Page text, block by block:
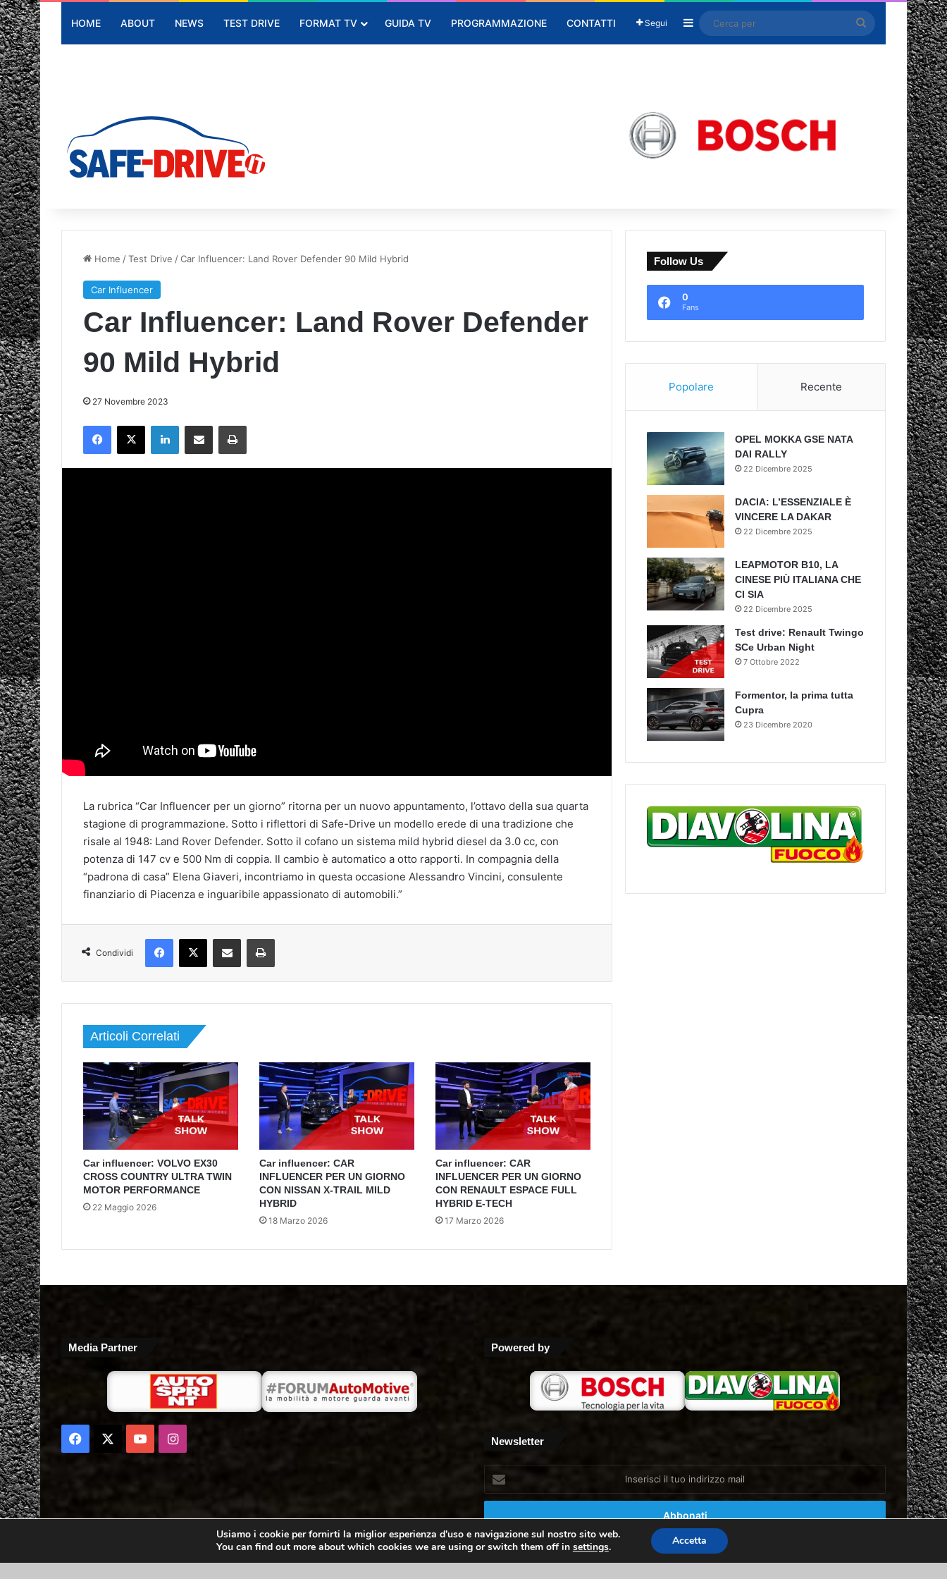
HOME ABOUT NEWS TEST DRIVE FORMAT TV GUIDA TV PROGRAMMAZIONE CONTATTI Segui Barra laterale
per
Home /Test Drive /Car Influencer: Land Rover Defender 90 Mild Hybrid
Car Influencer
Car Influencer: Land Rover Defender
90 Mild Hybrid
27 Novembre 2023
La rubrica “Car Influencer per un giorno” ritorna per un nuovo appuntamento, l’ottavo della sua quarta
stagione di programmazione. Sotto i riflettori di Safe-Drive un modello erede di una tradizione che
risale al 1948: Land Rover Defender. Sotto il cofano un sistema mild hybrid diesel da 3.0 cc, con
potenza di 147 cv e 500 Nm di coppia. Il cambio è automatico a otto rapporti. In compagnia della
“padrona di casa” Elena Giaveri, incontriamo in questa occasione Alessandro Vincini, consulente
finanziario di Piacenza e inguaribile appassionato di automobili.”
Condividi
Articoli Correlati
Car influencer: VOLVO EX30
CROSS COUNTRY ULTRA TWIN
MOTOR PERFORMANCE
22 Maggio 2026
Car influencer: CAR
INFLUENCER PER UN GIORNO
CON NISSAN X-TRAIL MILD
HYBRID
18 Marzo 2026
Car influencer: CAR
INFLUENCER PER UN GIORNO
CON RENAULT ESPACE FULL
HYBRID E-TECH
17 Marzo 2026
Follow Us
0
Fans
Popolare Recente
OPEL MOKKA GSE NATA
DAI RALLY
22 Dicembre 2025
DACIA: L’ESSENZIALE È
VINCERE LA DAKAR
22 Dicembre 2025
LEAPMOTOR B10, LA
CINESE PIÙ ITALIANA CHE
CI SIA
22 Dicembre 2025
Test drive: Renault Twingo
SCe Urban Night
7 Ottobre 2022
Formentor, la prima tutta
Cupra
23 Dicembre 2020
Media Partner
Facebook
You Instagram
Powered by
Newsletter
tuo
indirizzo
mail
Usiamo i cookie per fornirti la miglior esperienza d'uso e navigazione sul nostro sito web.
You can find out more about which cookies we are using or switch them off in settings. Accetta